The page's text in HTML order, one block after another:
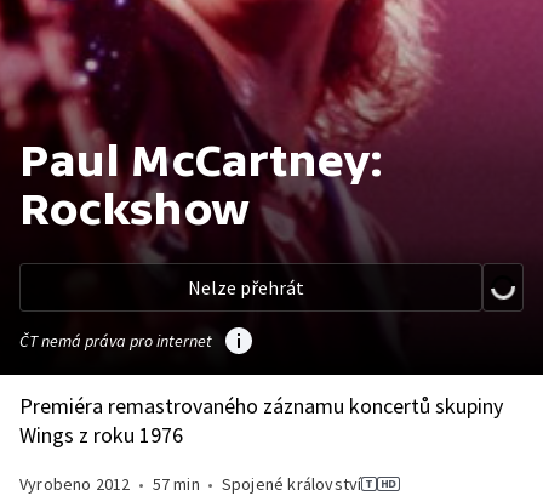
Paul McCartney:
Rockshow
Nelze přehrát
ČT nemá práva pro internet
Premiéra remastrovaného záznamu koncertů skupiny
Wings z roku 1976
Vyrobeno 2012 • 57 min • Spojené království